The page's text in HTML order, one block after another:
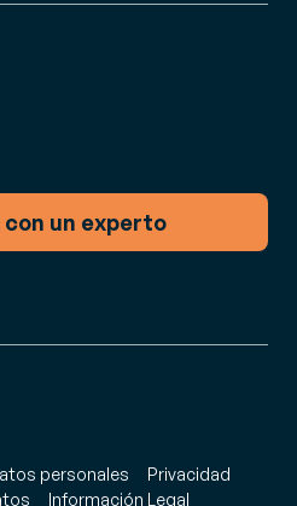
un experto
personales
Privacidad
Información Legal